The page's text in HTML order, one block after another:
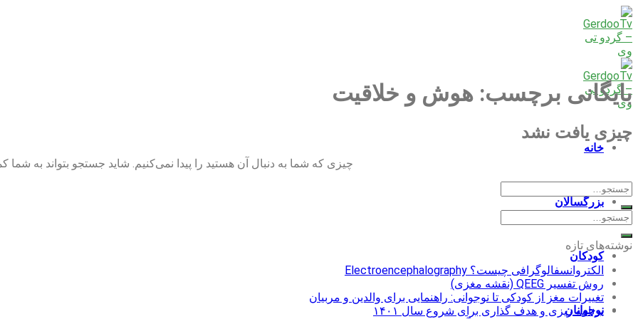
Skip
to
content
خانه
بزرگسالان
کودکان
نوجوانان
بایگانی برچسب: هوش و خلاقیت
چیزی یافت نشد
چیزی که شما به دنبال آن هستید را پیدا نمی‌کنیم. شاید جستجو بتواند به شما
نوشته‌های تازه
الکتروانسفالوگرافی چیست؟ Electroencephalography
روش تفسیر QEEG (نقشه مغزی)
تغییرات مغز از کودکی تا نوجوانی: راهنمایی برای والدین و مربیان
برنامه ریزی و هدف گذاری برای شروع سال ۱۴۰۱